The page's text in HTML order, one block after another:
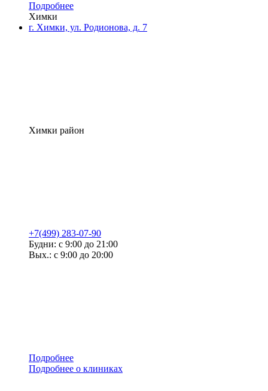
Подробнее
Химки
г. Химки, ул. Родионова, д. 7
Химки район
+7(499) 283-07-90
Будни: с 9:00 до 21:00
Вых.: с 9:00 до 20:00
Подробнее
Подробнее о клиниках